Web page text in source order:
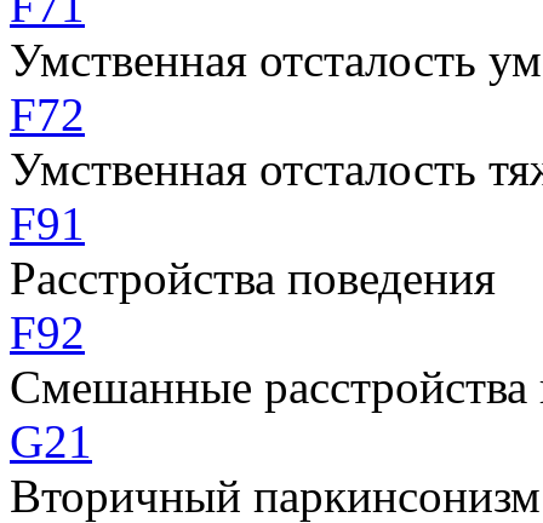
Умственная отсталость
F72
Умственная отсталость
F91
Расстройства поведения
F92
Смешанные
G21
Вторичный паркинсонизм